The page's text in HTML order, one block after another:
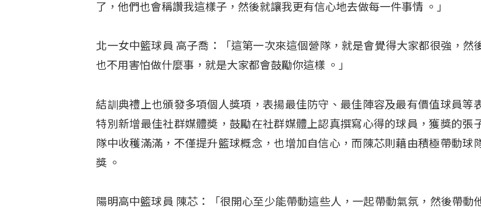
了，他們也會稱讚我這樣子，然後就讓我更有信心地去做每一件事情 。」
北一女中籃球員 高子喬：「這第一次來這個營隊，就是會覺得大家都很強，然
也不用害怕做什麼事，就是大家都會鼓勵你這樣 。」
結訓典禮上也頒發多項個人獎項，表揚最佳防守、最佳陣容及最有價值球員等
特別新增最佳社群媒體奬，鼓勵在社群媒體上認真撰寫心得的球員，獲獎的張
隊中收穫滿滿，不僅提升籃球概念，也增加自信心，而陳芯則藉由積極帶動球
獎 。
陽明高中籃球員 陳芯：「很開心至少能帶動這些人，一起帶動氣氛，然後帶動